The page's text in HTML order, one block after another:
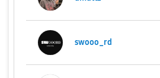
swooo_rd